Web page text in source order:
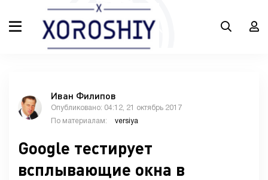
Иван Филипов
Опубликовано: 04:12, 21 октябрь 2017
По материалам:
versiya
Google тестирует
всплывающие окна в